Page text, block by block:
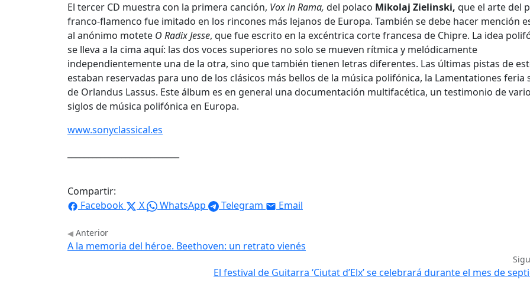
El tercer CD muestra con la primera canción, Vox in Rama, del polaco Mikolaj Zielinski, que el arte del
franco-flamenco fue imitado en los rincones más lejanos de Europa. También se debe hacer mención
al anónimo motete O Radix Jesse, que fue escrito en la excéntrica corte francesa de Chipre. La idea
se lleva a la cima aquí: las dos voces superiores no solo se mueven rítmica y melódicamente
independientemente una de la otra, sino que también tienen letras diferentes. Las últimas pistas de
estaban reservadas para uno de los clásicos más bellos de la música polifónica, la Lamentationes feria
de Orlandus Lassus. Este álbum es en general una documentación multifacética, un testimonio de
siglos de música polifónica en Europa.
www.sonyclassical.es
Compartir:
Facebook
X WhatsApp Telegram Email
Anterior
A la memoria del héroe. Beethoven: un retrato vienés
El festival de Guitarra ‘Ciutat d’Elx’ se celebrará durante el mes de